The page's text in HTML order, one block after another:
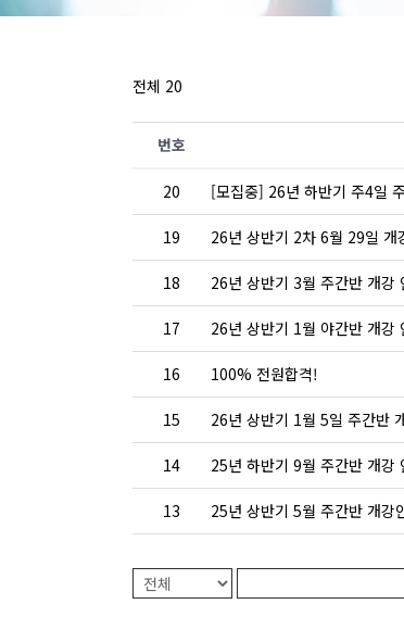
전체 20
번호
20 [모집중] 26년 하반기 주4일
19 26년 상반기 2차 6월 29일 개
18 26년 상반기 3월 주간반 개강
17 26년 상반기 1월 야간반 개강
16 100% 전원합격!
15 26년 상반기 1월 5일 주간반
14 25년 하반기 9월 주간반 개강
13 25년 상반기 5월 주간반 개강